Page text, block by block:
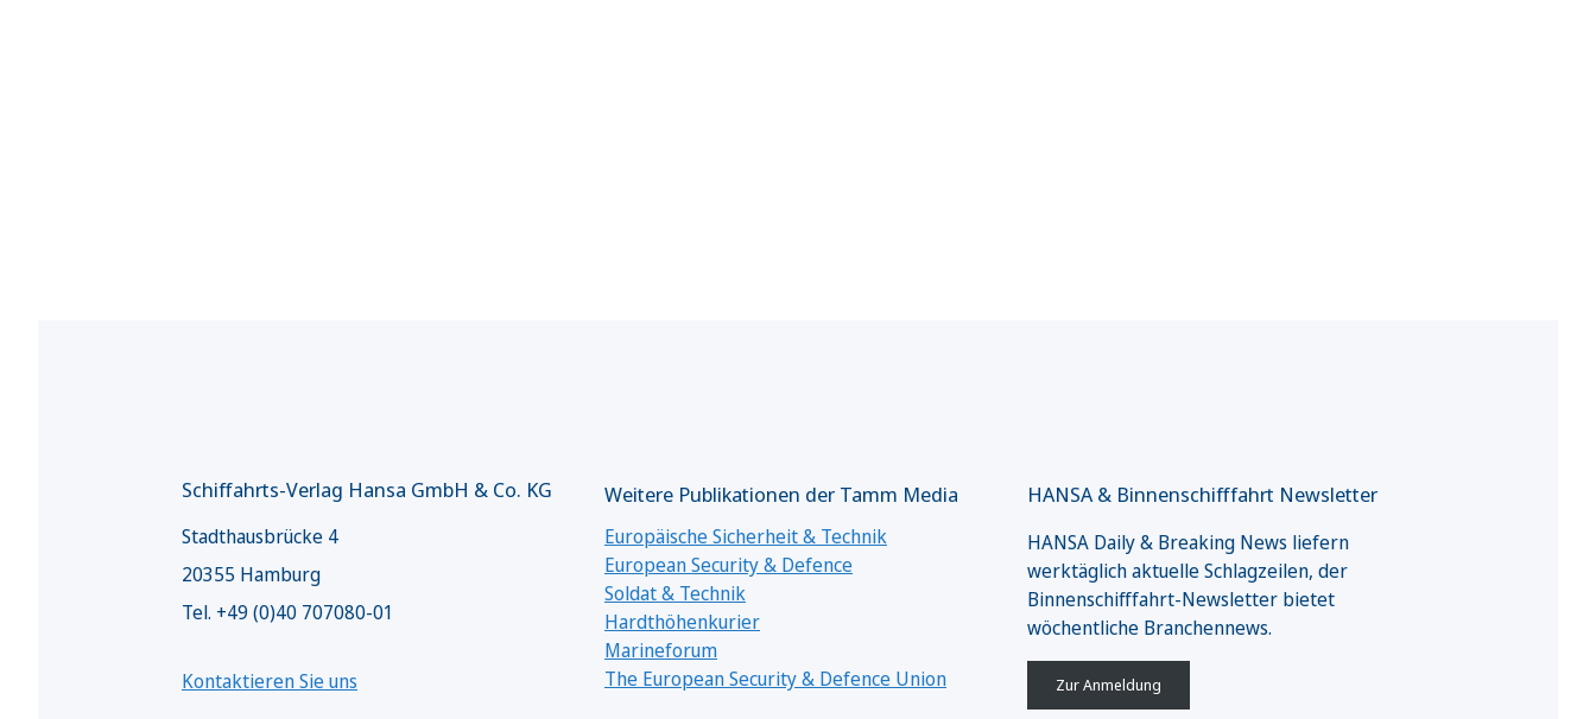
Schiffahrts-Verlag Hansa GmbH & Co. KG
Stadthausbrücke 4
20355 Hamburg
Tel. +49 (0)40 707080-01
Kontaktieren Sie uns
Weitere Publikationen der Tamm Media
Europäische Sicherheit & Technik
European Security & Defence
Soldat & Technik
Hardthöhenkurier
Marineforum
The European Security & Defence Union
HANSA & Binnenschifffahrt Newsletter
HANSA Daily & Breaking News liefern
werktäglich aktuelle Schlagzeilen, der
Binnenschifffahrt-Newsletter bietet
wöchentliche Branchennews.
Zur Anmeldung